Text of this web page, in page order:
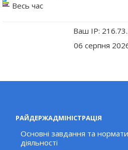
Весь час
Ваш IP:
06 серпня
РАЙДЕРЖАДМІНІСТРАЦІЯ
Основні завдання та
діяльності